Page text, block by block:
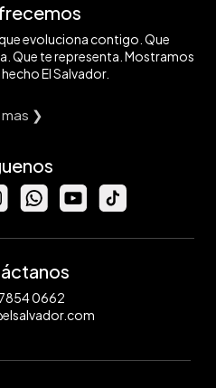
evoluciona contigo. Que
Que te representa. Mostramos
El Salvador.
mas ❯
0662